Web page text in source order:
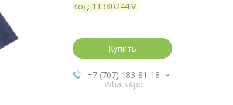
Код: 11380244M
Купить
+7 (707) 183-81-18
WhatsApp